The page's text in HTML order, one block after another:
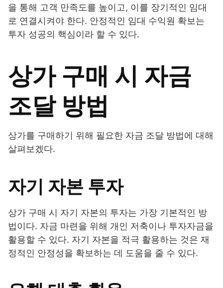
을 통해 고객 만족도를 높이고, 이를 장기적인 임대
로 연결시켜야 한다. 안정적인 임대 수익원 확보는
투자 성공의 핵심이라 할 수 있다.
상가 구매 시 자금
조달 방법
상가를 구매하기 위해 필요한 자금 조달 방법에 대해
살펴보겠다.
자기 자본 투자
상가 구매 시 자기 자본의 투자는 가장 기본적인 방
법이다. 자금 마련을 위해 개인 저축이나 투자자금을
활용할 수 있다. 자기 자본을 적극 활용하는 것은 재
정적인 안정성을 확보하는 데 도움을 줄 수 있다.